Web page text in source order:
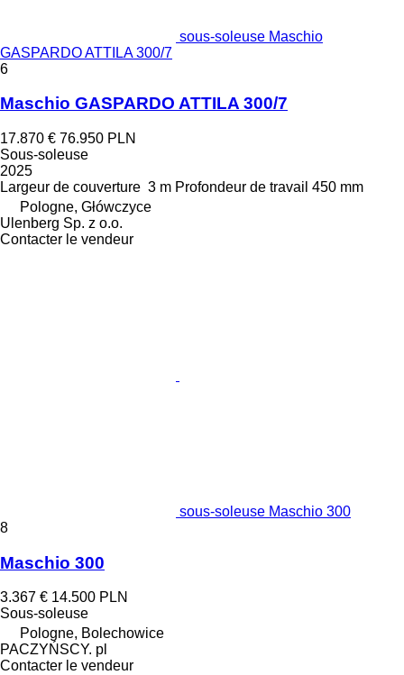
sous-soleuse Maschio
GASPARDO ATTILA 300/7
6
Maschio GASPARDO ATTILA 300/7
17.870 € 76.950 PLN
Sous-soleuse
2025
Largeur de couverture 3 m Profondeur de travail 450 mm
Pologne, Główczyce
Ulenberg Sp. z o.o.
Contacter le vendeur
sous-soleuse Maschio 300
8
Maschio 300
3.367 € 14.500 PLN
Sous-soleuse
Pologne, Bolechowice
PACZYŃSCY. pl
Contacter le vendeur